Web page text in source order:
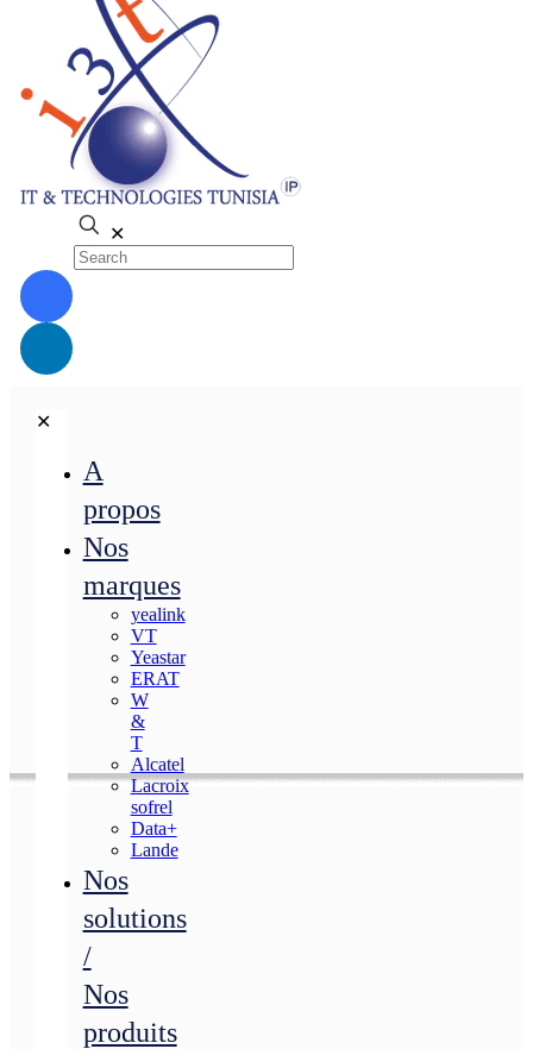
✕
✕
A
propos
Nos
marques
yealink
VT
Yeastar
ERAT
W
&
T
Alcatel
Lacroix
sofrel
Data+
Lande
Nos
solutions
/
Nos
produits